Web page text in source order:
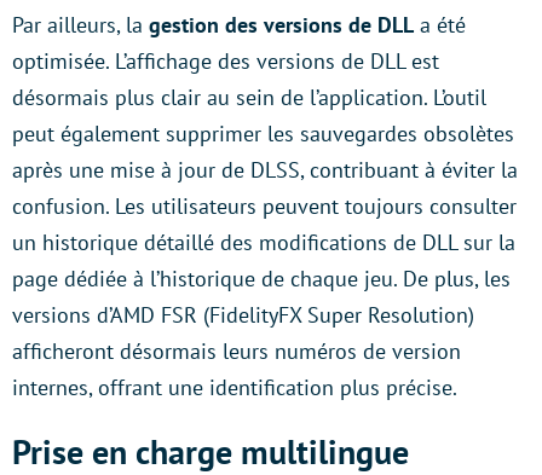
Par ailleurs, la gestion des versions de DLL a été
optimisée. L’affichage des versions de DLL est
désormais plus clair au sein de l’application. L’outil
peut également supprimer les sauvegardes obsolètes
après une mise à jour de DLSS, contribuant à éviter la
confusion. Les utilisateurs peuvent toujours consulter
un historique détaillé des modifications de DLL sur la
page dédiée à l’historique de chaque jeu. De plus, les
versions d’AMD FSR (FidelityFX Super Resolution)
afficheront désormais leurs numéros de version
internes, offrant une identification plus précise.
Prise en charge multilingue